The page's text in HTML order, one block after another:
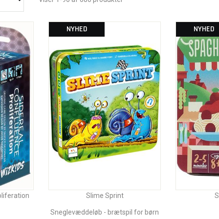
NYHED
Slime Sprint
Sneglevæddeløb - brætspil for børn
NYHED